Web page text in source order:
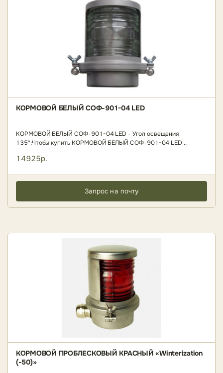
КОРМОВОЙ БЕЛЫЙ СОФ-901-04 LED
КОРМОВОЙ БЕЛЫЙ СОФ-901-04 LED - Угол освещения
135º;Чтобы купить КОРМОВОЙ БЕЛЫЙ СОФ-901-04 LED ..
14925р.
Запрос на почту
КОРМОВОЙ ПРОБЛЕСКОВЫЙ КРАСНЫЙ «Winterization
(-50)»